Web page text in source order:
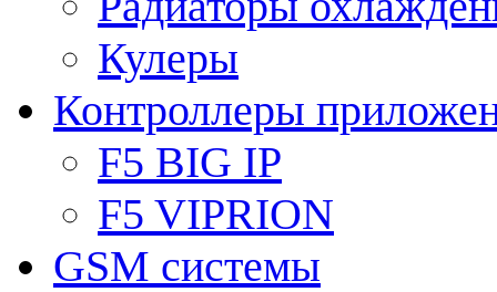
Кулеры
Контроллеры
F5 BIG IP
F5 VIPRION
GSM системы